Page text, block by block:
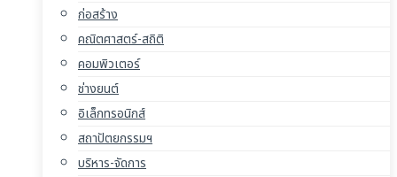
ก่อสร้าง
คณิตศาสตร์-สถิติ
คอมพิวเตอร์
ช่างยนต์
อิเล็กทรอนิกส์
สถาปัตยกรรมฯ
บริหาร-จัดการ